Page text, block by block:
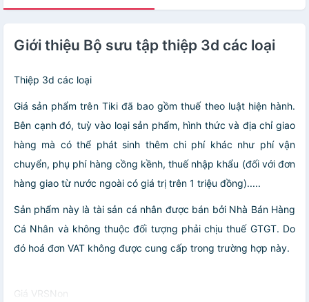
Giới thiệu Bộ sưu tập thiệp 3d các loại
Thiệp 3d các loại
Giá sản phẩm trên Tiki đã bao gồm thuế theo luật hiện hành.
Bên cạnh đó, tuỳ vào loại sản phẩm, hình thức và địa chỉ giao
hàng mà có thể phát sinh thêm chi phí khác như phí vận
chuyển, phụ phí hàng cồng kềnh, thuế nhập khẩu (đối với đơn
hàng giao từ nước ngoài có giá trị trên 1 triệu đồng).....
Sản phẩm này là tài sản cá nhân được bán bởi Nhà Bán Hàng
Cá Nhân và không thuộc đối tượng phải chịu thuế GTGT. Do
đó hoá đơn VAT không được cung cấp trong trường hợp này.
Giá VRSNon